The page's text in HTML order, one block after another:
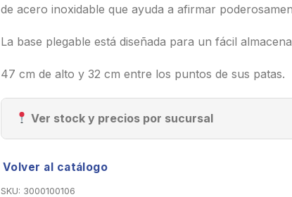
de acero inoxidable que ayuda a afirmar
La base plegable está diseñada para un fácil
47 cm de alto y 32 cm entre los puntos de sus patas.
Ver stock y precios por sucursal
Volver al catálogo
SKU: 3000100106